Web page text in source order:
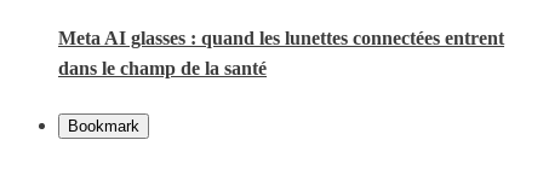
Meta AI glasses : quand les lunettes connectées entrent
dans le champ de la santé
Bookmark